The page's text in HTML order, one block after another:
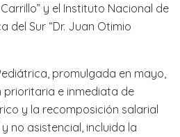
y el Instituto Nacional de
del Sur “Dr. Juan Otimio
promulgada en mayo,
e inmediata de
y la recomposición salarial
no asistencial, incluida la